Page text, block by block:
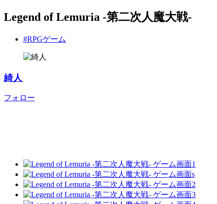
Legend of Lemuria -第二次人魔大戦-
#RPGゲーム
綺人
フォロー